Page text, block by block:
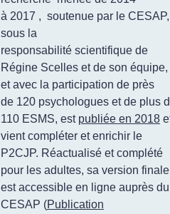
à 2017 , soutenue par le CESAP,
sous la
responsabilité scientifique de
Régine Scelles et de son équipe,
et avec la participation de près
de 120 psychologues et de plus
110 ESMS, est publiée en 2018
vient compléter et enrichir le
P2CJP. Réactualisé et complété
pour les adultes, sa version finale
est accessible en ligne auprès du
CESAP (Publication